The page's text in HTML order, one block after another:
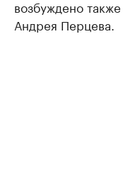
возбуждено
Андрея Перцева.